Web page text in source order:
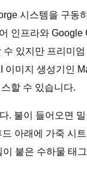
시스템을 구동
인프라와 Google
수 있지만 프리미
이미지 생성기인
할 수 있습니다.
. 불이 들어오면
아래에 가죽 시
붙은 수하물 태